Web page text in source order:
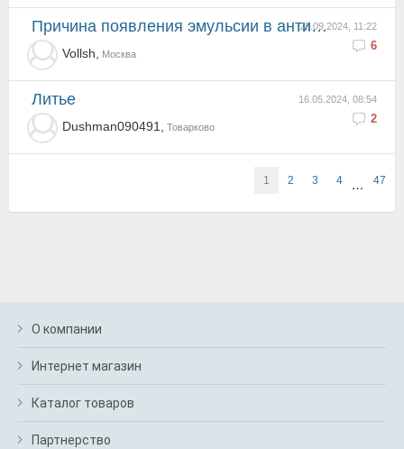
28.09.2024, 11:22
6
Причина появления эмульсии в антифризе. Что делать?
Vollsh, Москва
16.05.2024, 08:54
2
Литье
Dushman090491, Товарково
1 2 3 4 … 47
О компании
Интернет магазин
Каталог товаров
Партнерство